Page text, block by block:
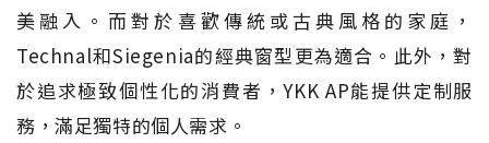
美融入。而對於喜歡傳統或古典風格的家庭，
Technal和Siegenia的經典窗型更為適合。此外，對
於追求極致個性化的消費者，YKK AP能提供定制服
務，滿足獨特的個人需求。